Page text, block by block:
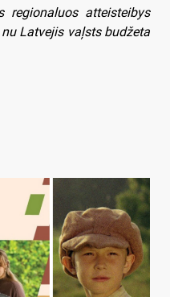
regionaluos atteisteibys
Latvejis vaļsts budžeta